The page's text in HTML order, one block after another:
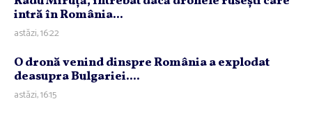
intră în România...
astăzi, 16:22
O dronă venind dinspre România a explodat
deasupra Bulgariei....
astăzi, 16:15